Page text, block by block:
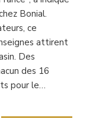
Bonial.
ce
attirent
Des
des 16
pour le…